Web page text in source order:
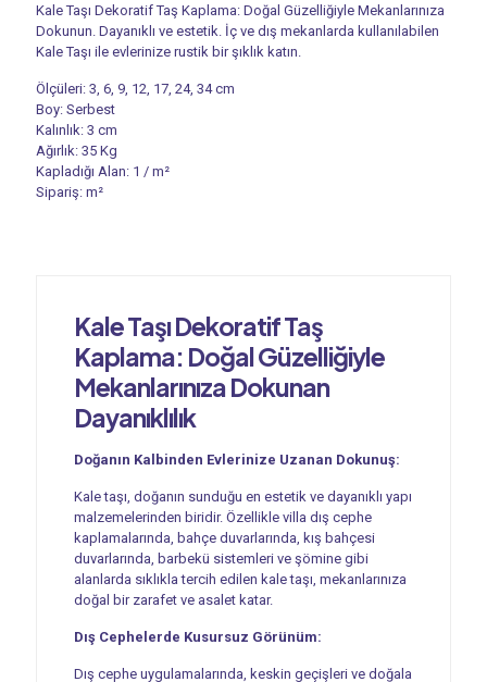
Taş
|
Kale
PS
8009
adet
Kale Taşı Dekoratif Taş Kaplama: Doğal Güzelliğiyle Mekanlarınıza
Dokunun. Dayanıklı ve estetik. İç ve dış mekanlarda kullanılabilen
Kale Taşı ile evlerinize rustik bir şıklık katın.
Ölçüleri: 3, 6, 9, 12, 17, 24, 34 cm
Boy: Serbest
Kalınlık: 3 cm
Ağırlık: 35 Kg
Kapladığı Alan: 1 / m²
Sipariş: m²
Kale Taşı Dekoratif Taş
Kaplama: Doğal Güzelliğiyle
Mekanlarınıza Dokunan
Dayanıklılık
Doğanın Kalbinden Evlerinize Uzanan Dokunuş:
Kale taşı, doğanın sunduğu en estetik ve dayanıklı yapı
malzemelerinden biridir. Özellikle villa dış cephe
kaplamalarında, bahçe duvarlarında, kış bahçesi
duvarlarında, barbekü sistemleri ve şömine gibi
alanlarda sıklıkla tercih edilen kale taşı, mekanlarınıza
doğal bir zarafet ve asalet katar.
Dış Cephelerde Kusursuz Görünüm:
Dış cephe uygulamalarında, keskin geçişleri ve doğala